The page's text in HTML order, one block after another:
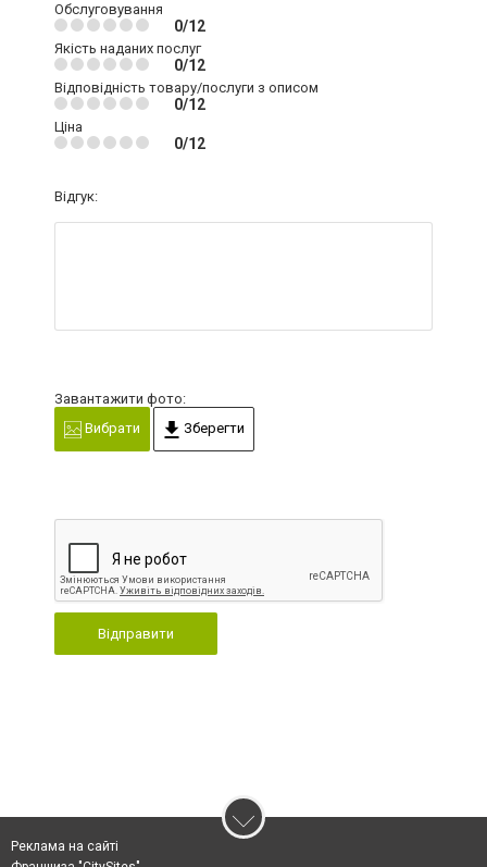
Обслуговування
0/12
Якість наданих послуг
0/12
Відповідність товару/послуги з описом
0/12
Ціна
0/12
Відгук:
Завантажити фото:
Вибрати
Зберегти
Відправити
Реклама на сайті